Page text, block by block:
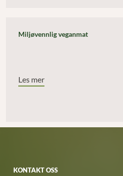
Miljøvennlig veganmat
Les mer
KONTAKT OSS